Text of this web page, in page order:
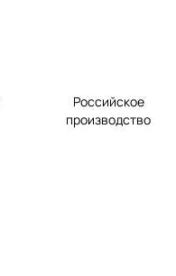
Российское
производство